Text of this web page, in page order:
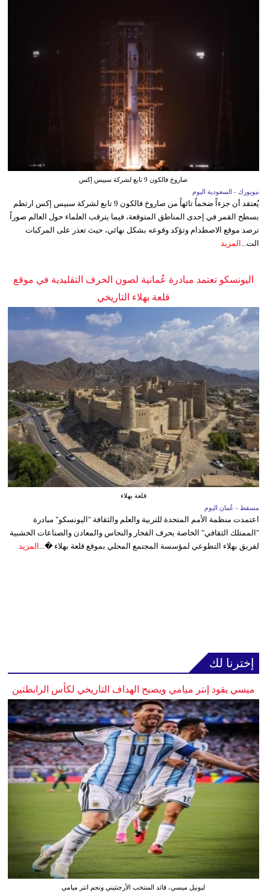
صاروخ فالكون 9 تابع لشركة سبيس إكس
نيويورك - السعودية اليوم
يُعتقد أن جزءاً ضخماً تائهاً من صاروخ فالكون 9 تابع لشركة سبيس إكس ارتطم
بسطح القمر في إحدى المناطق المتوقعة، فيما يترقب العلماء حول العالم صوراً
ترصد موقع الاصطدام وتؤكد وقوعه بشكل نهائي، حيث تعذر على المركبات
الت...
المزيد
اليونسكو تعتمد مبادرة عُمانية لصون الحرف التقليدية في موقع
قلعة بهلاء التاريخي
قلعة بهلاء
مسقط - عُمان اليوم
اعتمدت منظمة الأمم المتحدة للتربية والعلم والثقافة "اليونسكو" مبادرة
"الممتلك الثقافي" الخاصة بحرف الفخار والنحاس والمعادن والصناعات الخشبية
لفريق بهلاء التطوعي لمؤسسة المجتمع المحلي بموقع قلعة بهلاء �... المزيد
إخترنا لك
ميسي يقود إنتر ميامي ويصبح الهداف التاريخي لكأس الرابطتين
ليونيل ميسي، قائد المنتخب الأرجنتيني ونجم انتر ميامي